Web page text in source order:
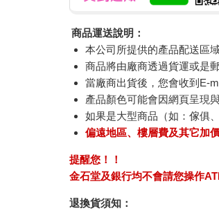
商品運送說明：
本公司所提供的產品配送區
商品將由廠商透過貨運或是
當廠商出貨後，您會收到E-
產品顏色可能會因網頁呈現
如果是大型商品（如：傢俱
偏遠地區、樓層費及其它加
提醒您！！
金石堂及銀行均不會請您操作
退換貨須知：